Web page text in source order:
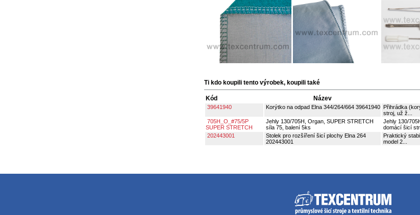
Ti kdo koupili tento výrobek, koupili také
Kód Název
39641940 Korýtko na odpad Elna 344/264/664 39641940
Přihrádka
stroj, už ž...
705H_O_#75/5P
SUPER STRETCH
Jehly 130/705H, Organ, SUPER STRETCH
síla 75, balení 5ks
Jehly 130/
domácí šicí
202443001
Stolek pro rozšíření šicí plochy Elna 264
202443001
Praktický
model 2...